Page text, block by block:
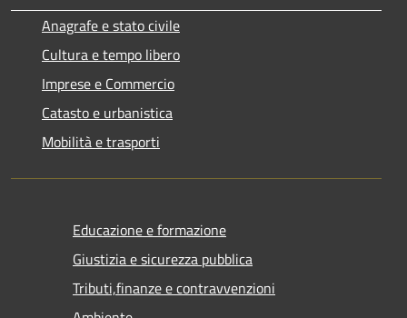
Anagrafe e stato civile
Cultura e tempo libero
Imprese e Commercio
Catasto e urbanistica
Mobilità e trasporti
Educazione e formazione
Giustizia e sicurezza pubblica
Tributi,finanze e contravvenzioni